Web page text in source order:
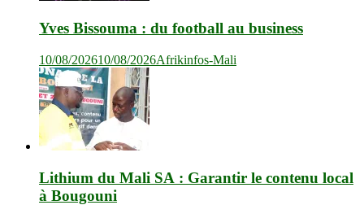
Yves Bissouma : du football au business
10/08/202610/08/2026Afrikinfos-Mali
Lithium du Mali SA : Garantir le contenu local
à Bougouni